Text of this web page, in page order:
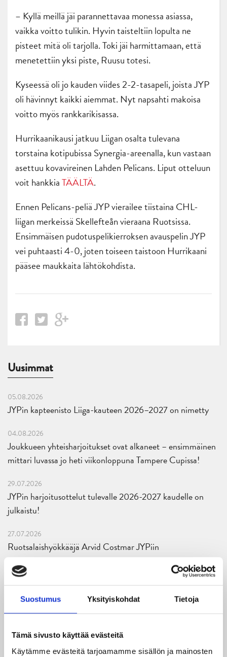
Suostumus Yksityiskohdat Tietoja
Tämä sivusto käyttää evästeitä
Käytämme evästeitä tarjoamamme sisällön ja mainosten
– Kyllä meillä jäi parannettavaa monessa asiassa,
vaikka voitto tulikin. Hyvin taisteltiin lopulta ne
pisteet mitä oli tarjolla. Toki jäi harmittamaan, että
menetettiin yksi piste, Ruusu totesi.
Kyseessä oli jo kauden viides 2-2-tasapeli, joista JYP
oli hävinnyt kaikki aiemmat. Nyt napsahti makoisa
voitto myös rankkarikisassa.
Hurrikaanikausi jatkuu Liigan osalta tulevana
torstaina kotipubissa Synergia-areenalla, kun vastaan
asettuu kovavireinen Lahden Pelicans. Liput otteluun
voit hankkiaTÄÄLTÄ.
Ennen Pelicans-peliä JYP vierailee tiistaina CHL-
liigan merkeissä Skellefteån vieraana Ruotsissa.
Ensimmäisen pudotuspelikierroksen avauspelin JYP
vei puhtaasti 4-0, joten toiseen taistoon Hurrikaani
pääsee maukkaita lähtökohdista.
Uusimmat
05.08.2026
JYPin kapteenisto Liiga-kauteen 2026–2027 on nimetty
04.08.2026
Joukkueen yhteisharjoitukset ovat alkaneet – ensimmäinen
mittari luvassa jo heti viikonloppuna Tampere Cupissa!
29.07.2026
JYPin harjoitusottelut tulevalle 2026-2027 kaudelle on
julkaistu!
27.07.2026
Ruotsalaishyökkääjä Arvid Costmar JYPiin
25.06.2026
JYP ja Secto Rally Finland yhteistyöhön